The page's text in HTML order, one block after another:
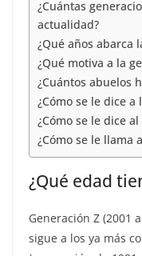
¿Cuántas
actualidad?
¿Qué años abarca
¿Qué motiva a la
¿Cuántos abuelos
¿Cómo se le dice
¿Cómo se le dice
¿Cómo se le llama
¿Qué edad
Generación Z (2001
sigue a los ya más